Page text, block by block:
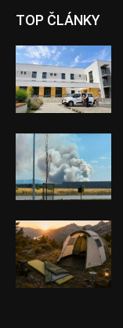
TOP ČLÁNKY